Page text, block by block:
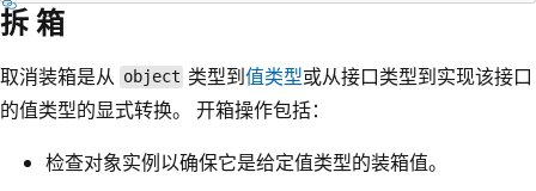
拆 箱
取消装箱是从 object 类型到值类型或从接口类型到实现该接口
的值类型的显式转换。 开箱操作包括：
检查对象实例以确保它是给定值类型的装箱值。